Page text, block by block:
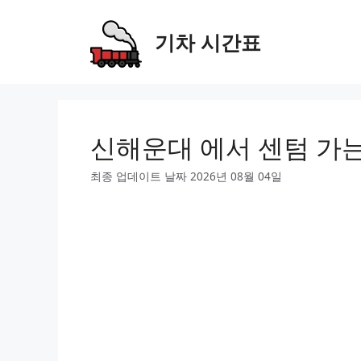
기차 시간표
신해운대 에서 센텀 가
최종 업데이트 날짜 2026년 08월 04일